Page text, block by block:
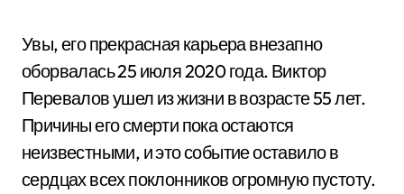
Увы, его прекрасная карьера внезапно
оборвалась 25 июля 2020 года. Виктор
Перевалов ушел из жизни в возрасте 55 лет.
Причины его смерти пока остаются
неизвестными, и это событие оставило в
сердцах всех поклонников огромную пустоту.